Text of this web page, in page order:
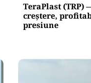
TeraPlast
creștere,
presiune